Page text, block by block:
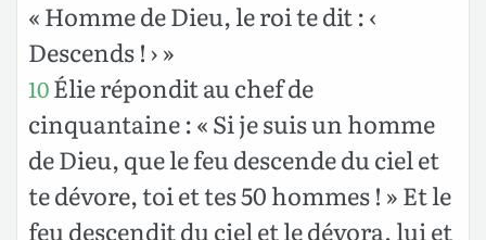
« Homme de Dieu, le roi te dit : ‹
Descends ! › »
10Élie répondit au chef de
cinquantaine : « Si je suis un homme
de Dieu, que le feu descende du ciel et
te dévore, toi et tes 50 hommes ! » Et le
feu descendit du ciel et le dévora, lui et